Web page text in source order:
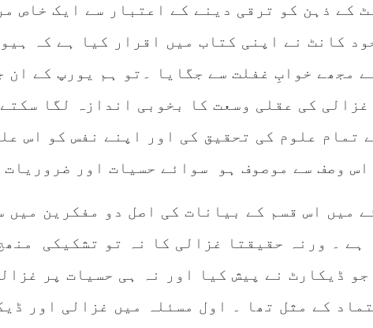
کے ذہن کو ترقی دینے کے اعتبار سے ایک خاص
کانٹ نے اپنی کتاب میں اقرار کیا ہے کہ
مجھے خوابِ غفلت سے جگایا ۔تو ہم یورپ کے ان
غزالی کی عقلی وسعت کا بخوبی اندازہ لگا
تمام علوم کی تحقیق کی اور اپنے نفس کو اس
اس وصف سے موصوف ہو سوائے حسیات اور ضروریات
میں اس قسم کے بیانات کی اصل دو مفکرین میں
ہے ۔ ورنہ حقیقتا غزالی کا نہ تو تشکیکی
ڈیکارٹ نے پیش کیا اور نہ ہی حسیات پر
کے مثل تھا ۔ اول مسئلہ میں غزالی اور